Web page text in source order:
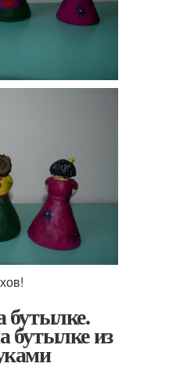
бутылке.
бутылке из